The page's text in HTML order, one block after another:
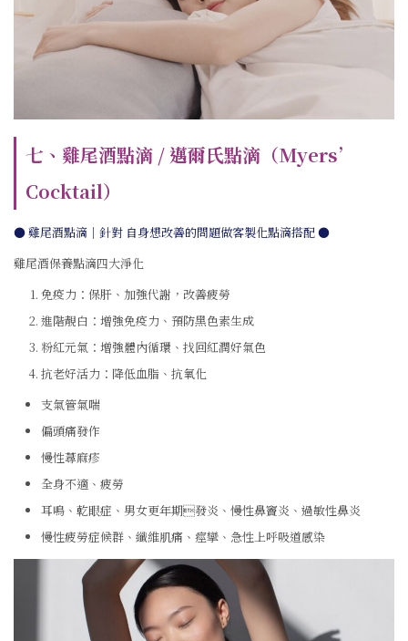
七、雞尾酒點滴 / 邁爾氏點滴（Myers’
Cocktail）
● 雞尾酒點滴｜針對 自身想改善的問題做客製化點滴搭配●
雞尾酒保養點滴四大淨化
免疫力：保肝、加強代謝，改善疲勞
進階靚白：增強免疫力、預防黑色素生成
粉紅元氣：增強體內循環、找回紅潤好氣色
抗老好活力：降低血脂、抗氧化
支氣管氣喘
偏頭痛發作
慢性蕁麻疹
全身不適、疲勞
耳鳴、乾眼症、男女更年期發炎、慢性鼻竇炎、過敏性鼻炎
慢性疲勞症候群、纖維肌痛、痙攣、急性上呼吸道感染